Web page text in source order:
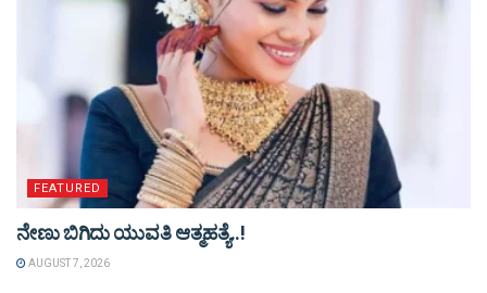
FEATURED
ನೇಣು ಬಿಗಿದು ಯುವತಿ ಆತ್ಮಹತ್ಯೆ..!
AUGUST 7, 2026